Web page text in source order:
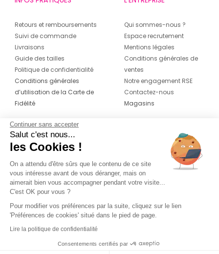
Retours et remboursements
Suivi de commande
Livraisons
Guide des tailles
Politique de confidentialité
Conditions générales
d’utilisation de la Carte de
Fidélité
Qui sommes-nous ?
Espace recrutement
Mentions légales
Conditions générales de
ventes
Notre engagement RSE
Contactez-nous
Magasins
CONTACT
04 42 20 78 42
Du lundi au jeudi de 8h30 à 16h30 & le
vendredi de 8h30 à 15h30
Continuer sans accepter
Salut c'est nous...
les Cookies !
On a attendu d'être sûrs que le contenu de ce site
vous intéresse avant de vous déranger, mais on
aimerait bien vous accompagner pendant votre visite...
C'est OK pour vous ?
Pour modifier vos préférences par la suite, cliquez sur le lien
'Préférences de cookies' situé dans le pied de page.
Lire la politique de confidentialité
Consentements certifiés par